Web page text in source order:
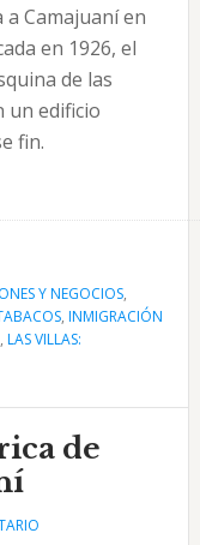
a Camajuaní en
en 1926, el
de las
un edificio
fin.
Y NEGOCIOS,
, INMIGRACIÓN
, LAS VILLAS:
de